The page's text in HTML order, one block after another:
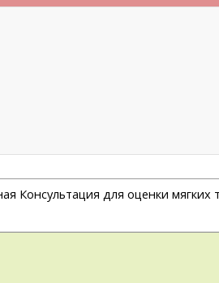
Консультация для оценки мягких